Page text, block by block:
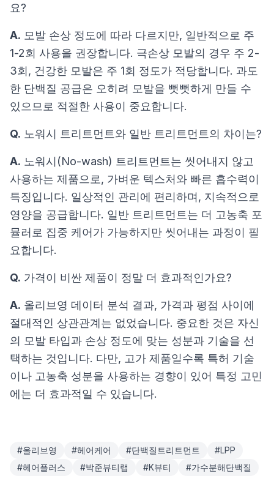
요?
A. 모발 손상 정도에 따라 다르지만, 일반적으로 주
1-2회 사용을 권장합니다. 극손상 모발의 경우 주 2-
3회, 건강한 모발은 주 1회 정도가 적당합니다. 과도
한 단백질 공급은 오히려 모발을 뻣뻣하게 만들 수
있으므로 적절한 사용이 중요합니다.
Q. 노워시 트리트먼트와 일반 트리트먼트의 차이는?
A. 노워시(No-wash) 트리트먼트는 씻어내지 않고
사용하는 제품으로, 가벼운 텍스처와 빠른 흡수력이
특징입니다. 일상적인 관리에 편리하며, 지속적으로
영양을 공급합니다. 일반 트리트먼트는 더 고농축 포
뮬러로 집중 케어가 가능하지만 씻어내는 과정이 필
요합니다.
Q. 가격이 비싼 제품이 정말 더 효과적인가요?
A. 올리브영 데이터 분석 결과, 가격과 평점 사이에
절대적인 상관관계는 없었습니다. 중요한 것은 자신
의 모발 타입과 손상 정도에 맞는 성분과 기술을 선
택하는 것입니다. 다만, 고가 제품일수록 특허 기술
이나 고농축 성분을 사용하는 경향이 있어 특정 고민
에는 더 효과적일 수 있습니다.
#올리브영 #헤어케어 #단백질트리트먼트 #LPP
#헤어플러스 #박준뷰티랩 #K뷰티 #가수분해단백질